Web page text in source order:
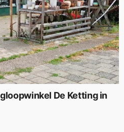
De Ketting in